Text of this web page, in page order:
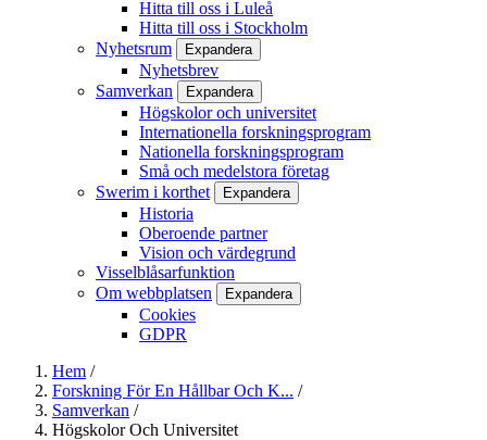
Hitta till oss i Luleå
Hitta till oss i Stockholm
Nyhetsrum
Expandera
Nyhetsbrev
Samverkan
Expandera
Högskolor och universitet
Internationella forskningsprogram
Nationella forskningsprogram
Små och medelstora företag
Swerim i korthet
Expandera
Historia
Oberoende partner
Vision och värdegrund
Visselblåsarfunktion
Om webbplatsen
Expandera
Cookies
GDPR
Länkstig
Hem /
Forskning För En Hållbar Och K... /
Samverkan /
Högskolor Och Universitet